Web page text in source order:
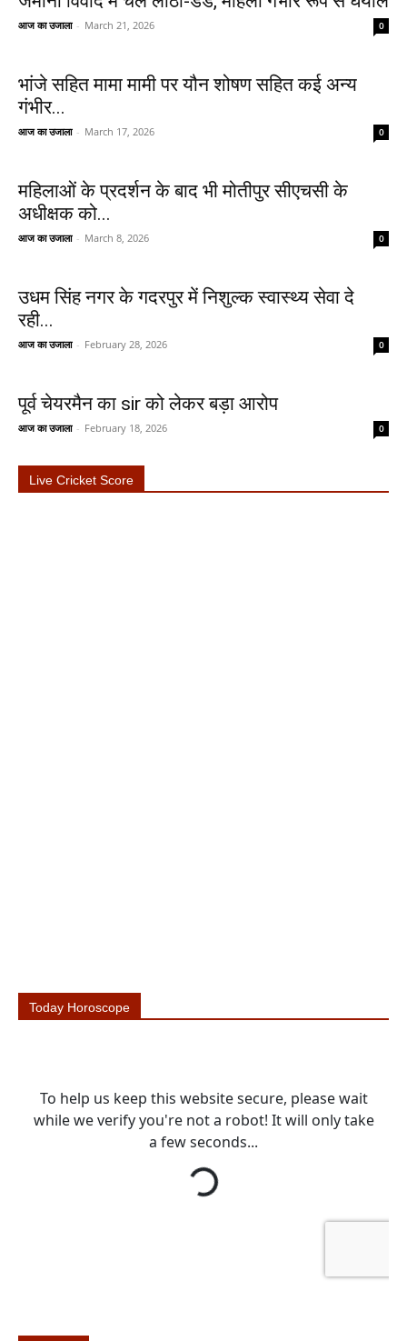
आज का उजाला - March 21, 2026 0
भांजे सहित मामा मामी पर यौन शोषण सहित कई अन्य
गंभीर...
आज का उजाला - March 17, 2026 0
महिलाओं के प्रदर्शन के बाद भी मोतीपुर सीएचसी के
अधीक्षक को...
आज का उजाला - March 8, 2026 0
उधम सिंह नगर के गदरपुर में निशुल्क स्वास्थ्य सेवा दे
रही...
आज का उजाला - February 28, 2026 0
पूर्व चेयरमैन का sir को लेकर बड़ा आरोप
आज का उजाला - February 18, 2026 0
Live Cricket Score
Today Horoscope